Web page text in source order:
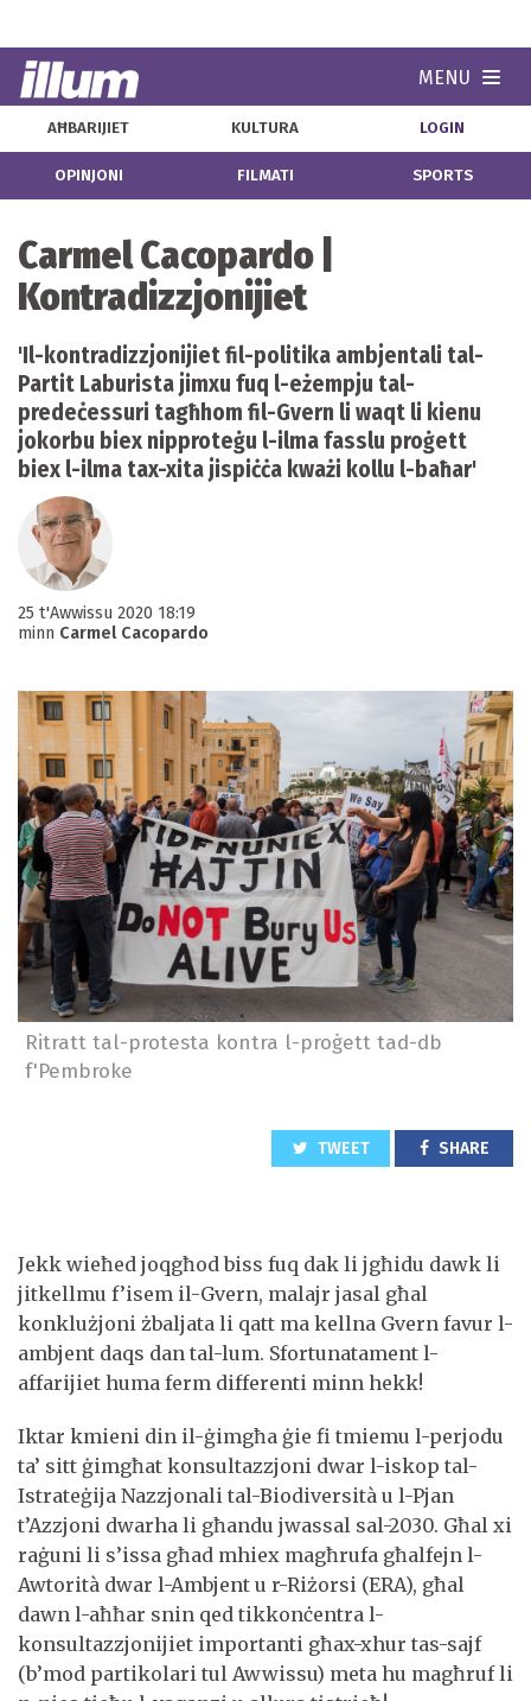
MENU
AĦBARIJIET KULTURA LOGIN
OPINJONI FILMATI SPORTS
Carmel Cacopardo |
Kontradizzjonijiet
'Il-kontradizzjonijiet fil-politika ambjentali tal-
Partit Laburista jimxu fuq l-eżempju tal-
predeċessuri tagħhom fil-Gvern li waqt li kienu
jokorbu biex nipproteġu l-ilma fasslu proġett
biex l-ilma tax-xita jispiċċa kważi kollu l-baħar'
25 t'Awwissu 2020 18:19
minn Carmel Cacopardo
Ritratt tal-protesta kontra l-proġett tad-db
f'Pembroke
TWEET SHARE
Jekk wieħed joqgħod biss fuq dak li jgħidu dawk li
jitkellmu f’isem il-Gvern, malajr jasal għal
konklużjoni żbaljata li qatt ma kellna Gvern favur l-
ambjent daqs dan tal-lum. Sfortunatament l-
affarijiet huma ferm differenti minn hekk!
Iktar kmieni din il-ġimgħa ġie fi tmiemu l-perjodu
ta’ sitt ġimgħat konsultazzjoni dwar l-iskop tal-
Istrateġija Nazzjonali tal-Biodiversità u l-Pjan
t’Azzjoni dwarha li għandu jwassal sal-2030. Għal xi
raġuni li s’issa għad mhiex magħrufa għalfejn l-
Awtorità dwar l-Ambjent u r-Riżorsi (ERA), għal
dawn l-aħħar snin qed tikkonċentra l-
konsultazzjonijiet importanti għax-xhur tas-sajf
(b’mod partikolari tul Awwissu) meta hu magħruf li